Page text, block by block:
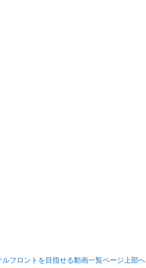
ルフロントを目指せる動画一覧ページ上部へ